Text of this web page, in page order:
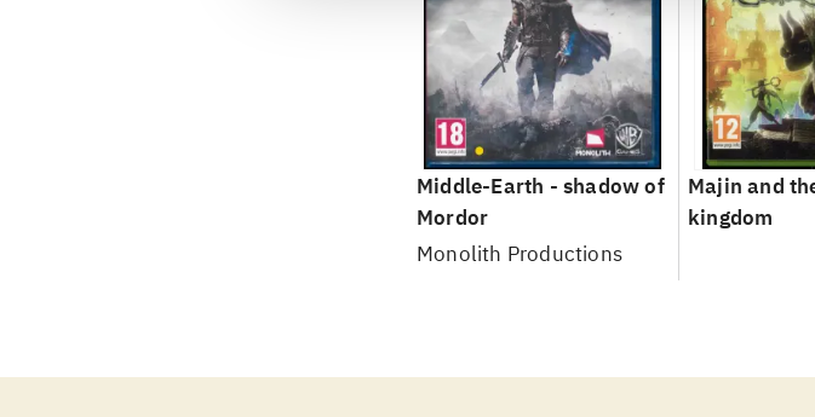
Middle-Earth - shadow of
Mordor
Monolith Productions
Majin and
kingdom